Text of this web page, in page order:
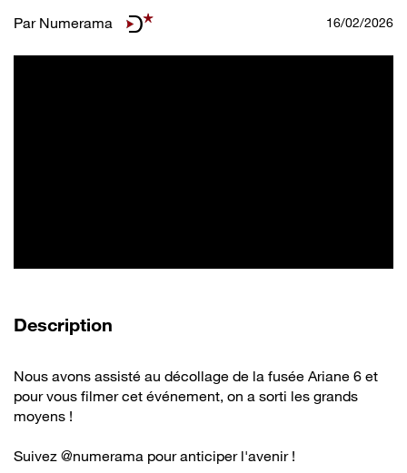
Par Numerama 16/02/2026
Description
Nous avons assisté au décollage de la fusée Ariane 6 et
pour vous filmer cet événement, on a sorti les grands
moyens !
Suivez @numerama pour anticiper l'avenir !